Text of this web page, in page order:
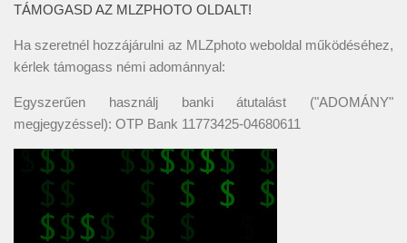
TÁMOGASD AZ MLZPHOTO OLDALT!
Ha szeretnél hozzájárulni az MLZphoto weboldal működéséhez,
kérlek támogass némi adománnyal:
Egyszerűen használj banki átutalást ("ADOMÁNY"
megjegyzéssel): OTP Bank 11773425-04680611